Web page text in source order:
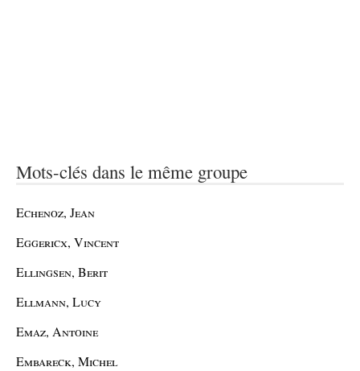
Mots-clés dans le même groupe
Echenoz, Jean
Eggericx, Vincent
Ellingsen, Berit
Ellmann, Lucy
Emaz, Antoine
Embareck, Michel